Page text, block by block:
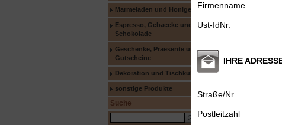
Marmeladen und Honige
Espresso, Gebaecke und
Schokolade
Geschenke, Praesente und
Gutscheine
Dekoration und Tischkultur
sonstige Produkte
Suche
Firmenname
Ust-IdNr.
IHRE
Straße/Nr.
Postleitzahl